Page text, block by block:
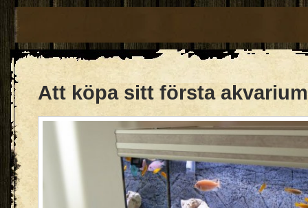
Att köpa sitt första akvarium